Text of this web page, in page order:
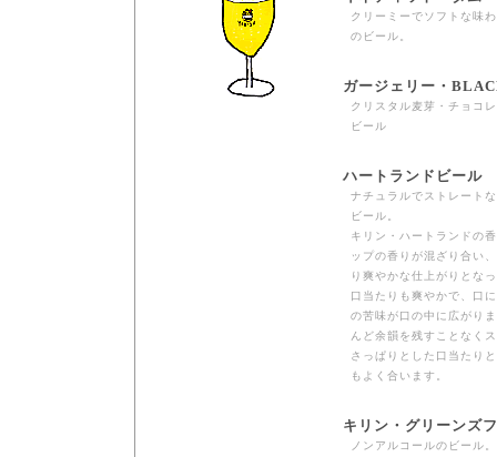
クリーミーでソフトな味
のビール。
ガージェリー・
クリスタル麦芽・チョコ
ビール
ハートランドビール
ナチュラルでストレート
ビール。
キリン・ハートランドの
ップの香りが混ざり合い
り爽やかな仕上がりとな
口当たりも爽やかで、口
の苦味が口の中に広がり
んど余韻を残すことなく
さっぱりとした口当たり
もよく合います。
キリン・グリーンズ
ノンアルコールのビール。